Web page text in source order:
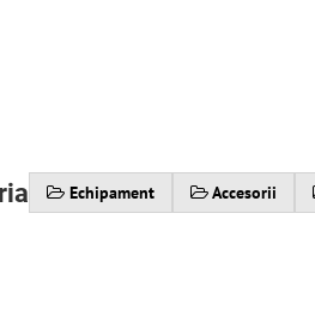
Echipament Accesorii